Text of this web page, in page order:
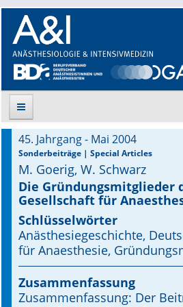
Suche
Aktuelle Ausgabe
Leitlinien
Archiv
Supplements
45. Jahrgang - Mai 2004
Sonderbeiträge | Special Articles
M. Goerig, W. Schwarz
Die Gründungsmitglieder
Gesellschaft für
Schlüsselwörter
Anästhesiegeschichte,
für Anaesthesie,
Zusammenfassung
Zusammenfassung: Der